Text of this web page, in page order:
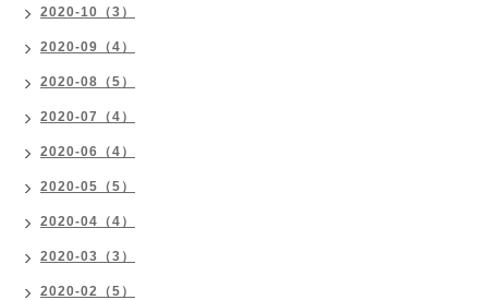
2020-10（3）
2020-09（4）
2020-08（5）
2020-07（4）
2020-06（4）
2020-05（5）
2020-04（4）
2020-03（3）
2020-02（5）